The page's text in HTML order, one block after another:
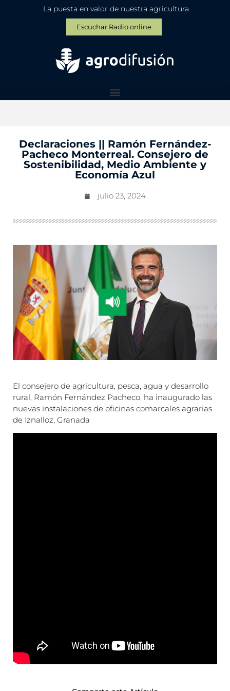
La puesta en valor de nuestra agricultura
Escuchar Radio online
Declaraciones || Ramón Fernández-
Pacheco Monterreal. Consejero de
Sostenibilidad, Medio Ambiente y
Economía Azul
julio 23, 2024
El consejero de agricultura, pesca, agua y desarrollo
rural, Ramón Fernández Pacheco, ha inaugurado las
nuevas instalaciones de oficinas comarcales agrarias
de Iznalloz, Granada